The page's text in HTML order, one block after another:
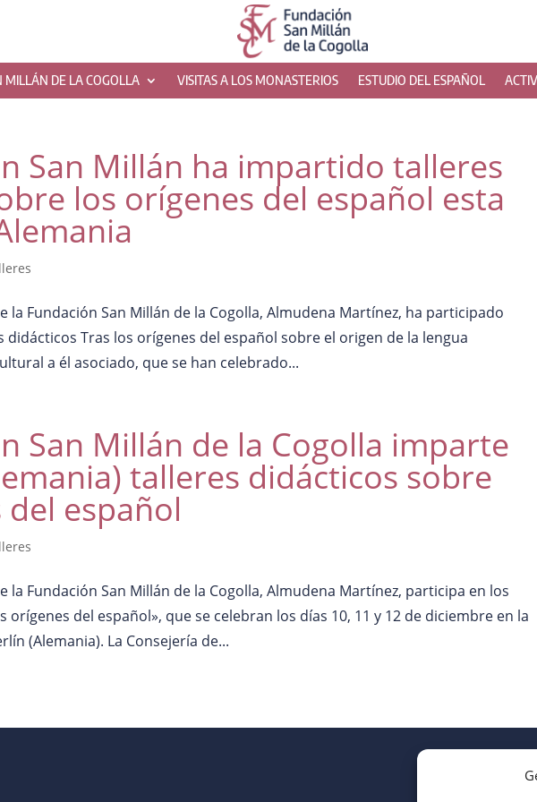
MILLÁN DE LA COGOLLA VISITAS A LOS MONASTERIOS ESTUDIO DEL ESPAÑOL
San Millán ha impartido talleres
los orígenes del español esta
la Fundación San Millán de la Cogolla, Almudena Martínez, ha participado
didácticos Tras los orígenes del español sobre el origen de la lengua
a él asociado, que se han celebrado...
San Millán de la Cogolla imparte
talleres didácticos sobre
español
la Fundación San Millán de la Cogolla, Almudena Martínez, participa en los
orígenes del español», que se celebran los días 10, 11 y 12 de diciembre en la
(Alemania). La Consejería de...